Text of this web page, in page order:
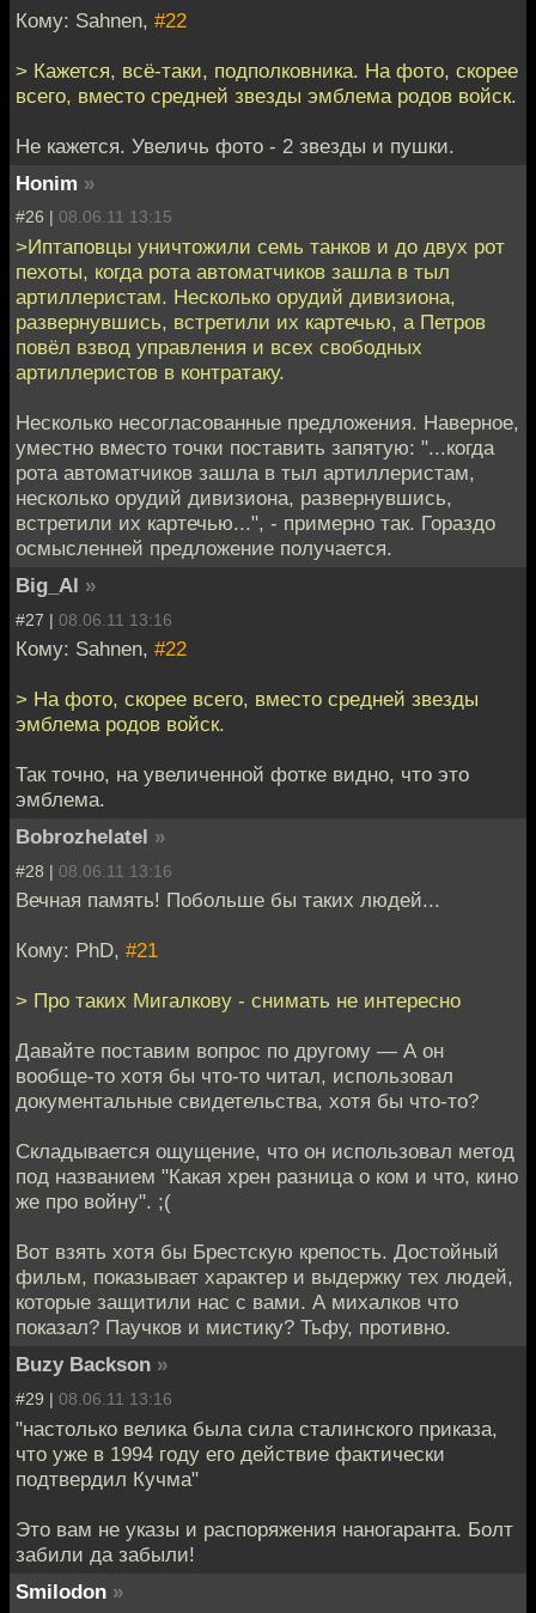
Кому: Sahnen, #22
> Кажется, всё-таки, подполковника. На фото, скорее
всего, вместо средней звезды эмблема родов войск.
Не кажется. Увеличь фото - 2 звезды и пушки.
Honim »
#26 | 08.06.11 13:15
>Иптаповцы уничтожили семь танков и до двух рот
пехоты, когда рота автоматчиков зашла в тыл
артиллеристам. Несколько орудий дивизиона,
развернувшись, встретили их картечью, а Петров
повёл взвод управления и всех свободных
артиллеристов в контратаку.
Несколько несогласованные предложения. Наверное,
уместно вместо точки поставить запятую: "...когда
рота автоматчиков зашла в тыл артиллеристам,
несколько орудий дивизиона, развернувшись,
встретили их картечью...", - примерно так. Гораздо
осмысленней предложение получается.
Big_Al »
#27 | 08.06.11 13:16
Кому: Sahnen, #22
> На фото, скорее всего, вместо средней звезды
эмблема родов войск.
Так точно, на увеличенной фотке видно, что это
эмблема.
Bobrozhelatel »
#28 | 08.06.11 13:16
Вечная память! Побольше бы таких людей...
Кому: PhD, #21
> Про таких Мигалкову - снимать не интересно
Давайте поставим вопрос по другому — А он
вообще-то хотя бы что-то читал, использовал
документальные свидетельства, хотя бы что-то?
Складывается ощущение, что он использовал метод
под названием "Какая хрен разница о ком и что, кино
же про войну". ;(
Вот взять хотя бы Брестскую крепость. Достойный
фильм, показывает характер и выдержку тех людей,
которые защитили нас с вами. А михалков что
показал? Паучков и мистику? Тьфу, противно.
Buzy Backson »
#29 | 08.06.11 13:16
"настолько велика была сила сталинского приказа,
что уже в 1994 году его действие фактически
подтвердил Кучма"
Это вам не указы и распоряжения наногаранта. Болт
забили да забыли!
Smilodon »